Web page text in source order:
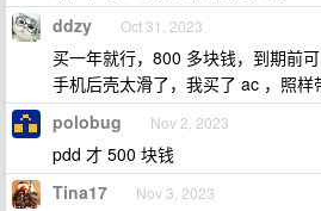
ddzy Oct 31, 2023
买一年就行，800 多块钱，到期前
手机后壳太滑了，我买了 ac ，照
polobug Nov 2, 2023
pdd 才 500 块钱
Tina17 Nov 3, 2023